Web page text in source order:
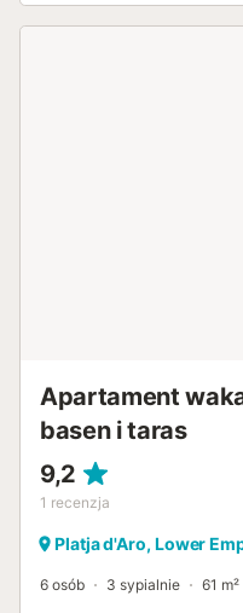
Apartament
basen i taras
9,2
1 recenzja
Platja d'Aro, Lower
6 osób 3 sypialnie 61 m²